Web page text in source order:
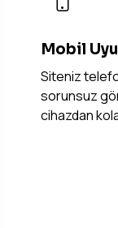
Mobil
Siteniz
sorunsuz
cihazdan